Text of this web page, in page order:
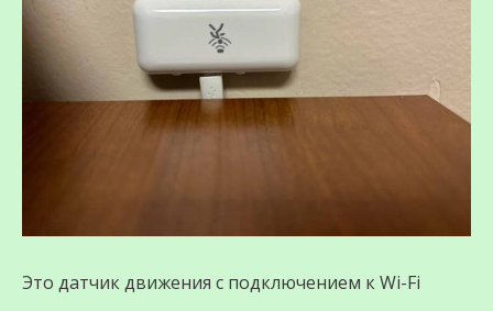
Это датчик движения с подключением к Wi-Fi